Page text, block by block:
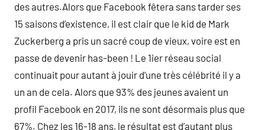
des autres.Alors que Facebook fêtera sans tarder ses
15 saisons d’existence, il est clair que le kid de Mark
Zuckerberg a pris un sacré coup de vieux, voire est en
passe de devenir has-been ! Le 1ier réseau social
continuait pour autant à jouir d’une très célébrité il y a
un an de cela. Alors que 93% des jeunes avaient un
profil Facebook en 2017, ils ne sont désormais plus que
67%. Chez les 16-18 ans, le résultat est d’autant plus